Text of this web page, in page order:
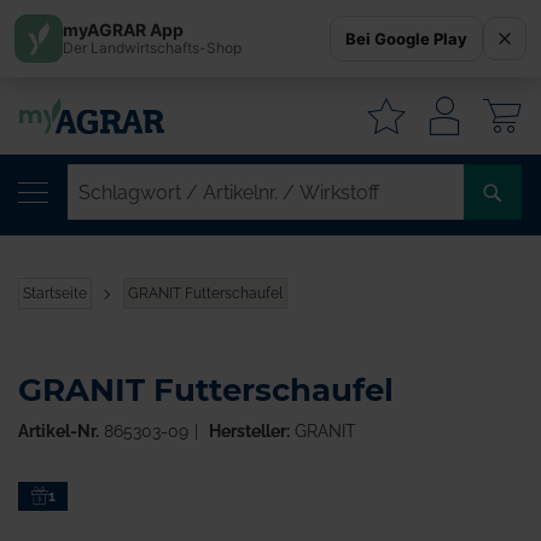
Startseite GRANIT Futterschaufel
Zum1
GRANIT Futterschaufel
Artikel-Nr. 865303-09 Hersteller:GRANIT
myAGRAR App
Der Landwirtschafts-Shop Bei Google Play